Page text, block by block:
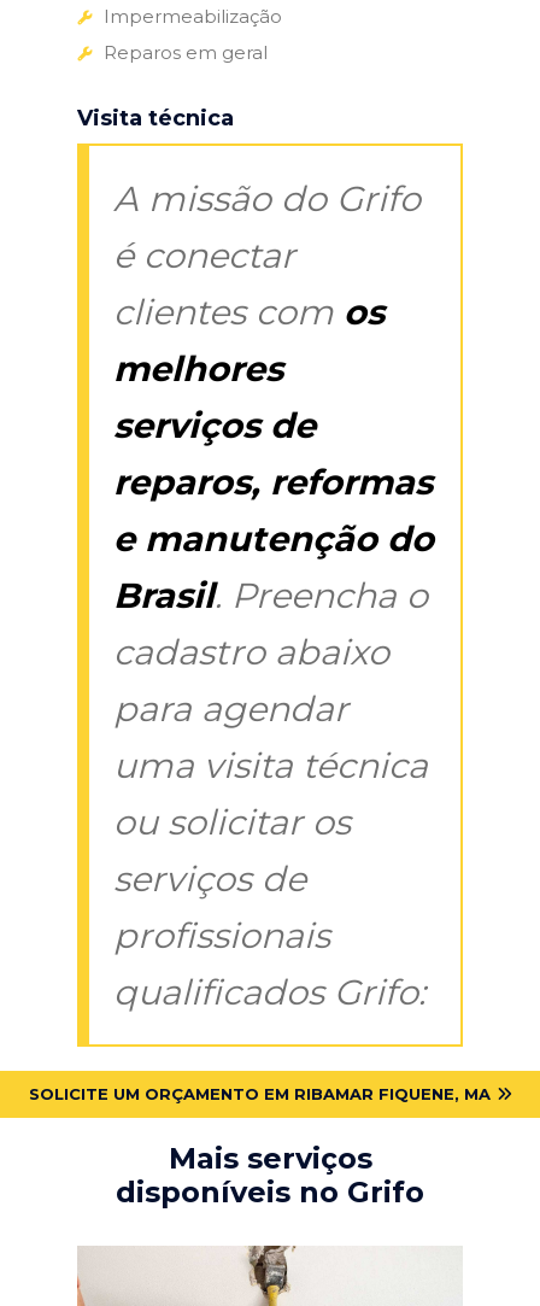
Impermeabilização
Reparos em geral
Visita técnica
A missão do Grifo
é conectar
clientes com os
melhores
serviços de
reparos, reformas
e manutenção do
Brasil. Preencha o
cadastro abaixo
para agendar
uma visita técnica
ou solicitar os
serviços de
profissionais
qualificados Grifo:
SOLICITE UM ORÇAMENTO EM RIBAMAR FIQUENE, MA
Mais serviços
disponíveis no Grifo